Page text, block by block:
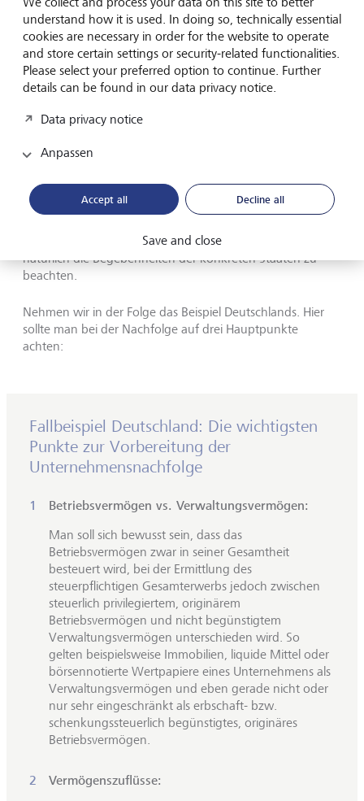
Kommunikation und Wertevermittlung gestaltet.
Strukturen wie Familienräte, Familienversammlungen
oder eine Familienverfassung stärken den
Zusammenhalt, minimieren Konflikte und fördern
gemeinsame Werte und Ziele.
Steuerliche Folgen nicht ausser
Acht lassen
Bei der Vorbereitung einer Nachfolge sind steuerlich
natürlich die Begebenheiten der konkreten Staaten zu
beachten.
Nehmen wir in der Folge das Beispiel Deutschlands. Hier
sollte man bei der Nachfolge auf drei Hauptpunkte
achten:
Fallbeispiel Deutschland: Die wichtigsten
Punkte zur Vorbereitung der
Unternehmensnachfolge
Betriebsvermögen vs. Verwaltungsvermögen:
Man soll sich bewusst sein, dass das
Betriebsvermögen zwar in seiner Gesamtheit
besteuert wird, bei der Ermittlung des
steuerpflichtigen Gesamterwerbs jedoch zwischen
steuerlich privilegiertem, originärem
Betriebsvermögen und nicht begünstigtem
Verwaltungsvermögen unterschieden wird. So
gelten beispielsweise Immobilien, liquide Mittel oder
börsennotierte Wertpapiere eines Unternehmens als
Verwaltungsvermögen und eben gerade nicht oder
nur sehr eingeschränkt als erbschaft- bzw.
schenkungssteuerlich begünstigtes, originäres
Betriebsvermögen.
Vermögenszuflüsse:
understand how it is used. In doing so, technically essential
cookies are necessary in order for the website to operate
and store certain settings or security-related functionalities.
Please select your preferred option to continue. Further
details can be found in our data privacy notice.
Data privacy notice
Anpassen
Accept all Decline all
Save and close